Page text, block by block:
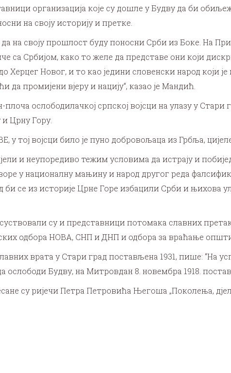
организација које су дошле у Будву да би
на своју историју и претке.
да на своју прошлост буду поносни Срби из Боке. На
са Србијом, како то желе да представе они који
Херцег Новог, и то као једини словенски народ који
да промијени вјеру и нацију“, казао је Мандић.
плоча ослободилачкој српској војсци на улазу у
и Црну Гору.
у тој војсци било је пуно добровољаца из Грбља,
и неупоредиво тежим условима да истрају и
у националну мањину и народ другог реда
би се из историје Црне Горе избацили Срби и њихова
су и представници потомака славних
одбора НОВА, СНП и ДНП и одбора за враћање
врата у Стари град постављена 1931, пише: “На
ослободи Будву, на Митровдан 8. новембра 1918.
су ријечи Петра Петровића Његоша „Поколења,